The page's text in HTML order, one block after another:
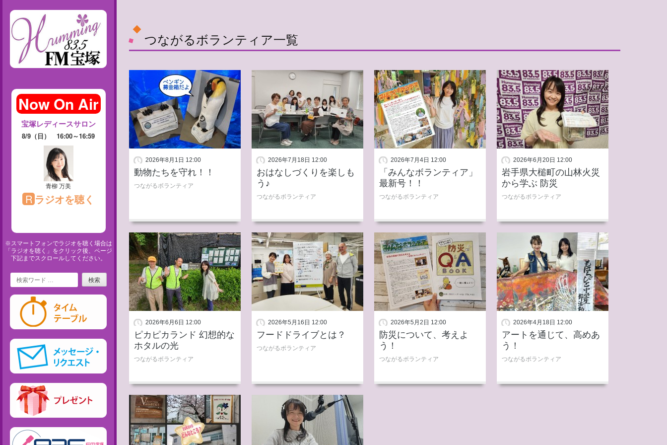
※スマートフォンでラジオを聴く場合は
「ラジオを聴く」をクリック後、ページ
下記までスクロールしてください。
Search
つながるボランティア一覧
2026年8月1日 12:00
動物たちを守れ！！
つながるボランティア
2026年7月18日 12:00
おはなしづくりを楽しも
う♪
つながるボランティア
2026年7月4日 12:00
「みんなボランティア」
最新号！！
つながるボランティア
2026年6月20日 12:00
岩手県大槌町の山林火災
から学ぶ 防災
つながるボランティア
2026年6月6日 12:00
ピカピカランド 幻想的な
ホタルの光
つながるボランティア
2026年5月16日 12:00
フードドライブとは？
つながるボランティア
2026年5月2日 12:00
防災について、考えよ
う！
つながるボランティア
2026年4月18日 12:00
アートを通じて、高めあ
う！
つながるボランティア